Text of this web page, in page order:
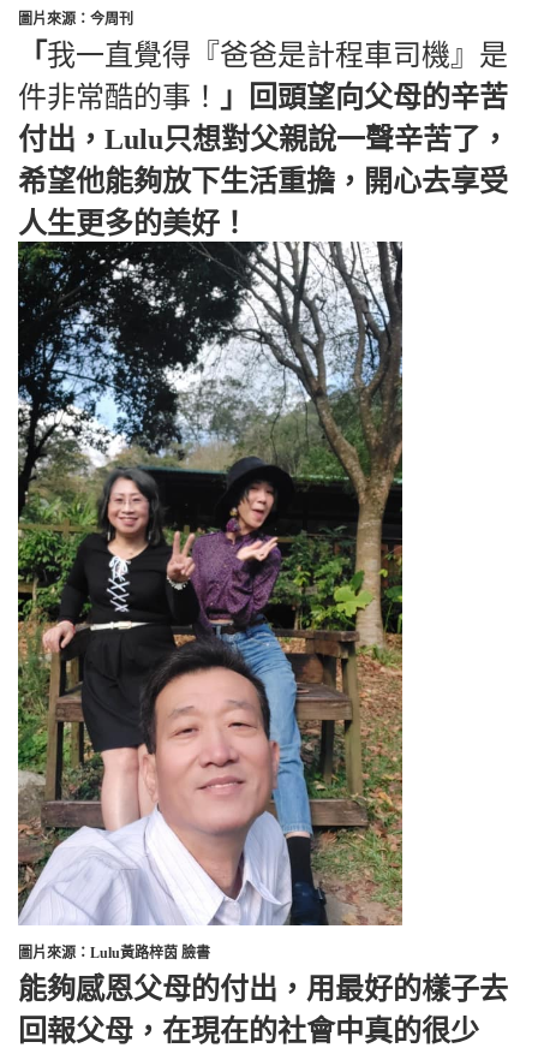
圖片來源：今周刊
「 我一直覺得『爸爸是計程車司機』是
件非常酷的事！
」回頭望向父母的辛苦
付出，Lulu只想對父親說一聲辛苦了，
希望他能夠放下生活重擔，開心去享受
人生更多的美好！
圖片來源：Lulu黃路梓茵 臉書
能夠感恩父母的付出，用最好的樣子去
回報父母，在現在的社會中真的很少